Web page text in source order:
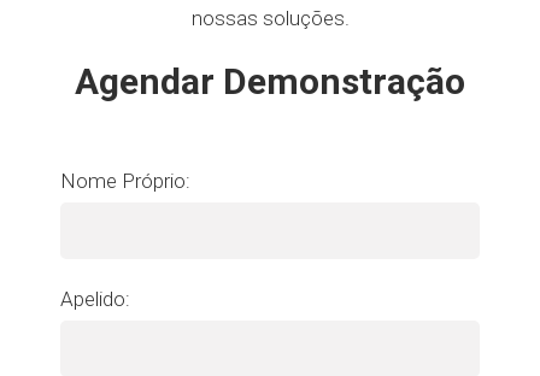
nossas soluções.
Agendar Demonstração
Nome Próprio:
Apelido: